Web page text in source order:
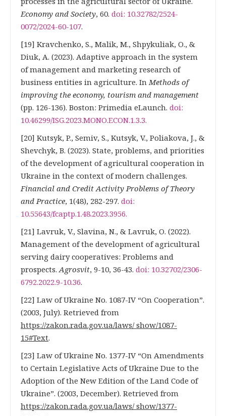
Economy and Society, 60. doi: 10.32782/2524-
0072/2024-60-107.
[19] Kravchenko, S., Malik, M., Shpykuliak, O., &
Diuk, A. (2023). Adaptive approach in the system
of management and marketing research of
business entities in agriculture. InMethods of
improving the economy, tourism and management
(pp. 126-136). Boston: Primedia eLaunch. doi:
10.46299/ISG.2023.MONO.ECON.1.3.3.
[20] Kutsyk, P., Semiv, S., Kutsyk, V., Poliakova, J., &
Shevchyk, B. (2023). State, problems, and priorities
of the development of agricultural cooperation in
Ukraine in the context of modern challenges.
Financial and Credit Activity Problems of Theory
and Practice, 1(48), 282-297. doi:
10.55643/fcaptp.1.48.2023.3956.
[21] Lavruk, V., Slavina, N., & Lavruk, O. (2022).
Management of the development of agricultural
serving dairy cooperatives: Problems and
prospects.Agrosvit, 9-10, 36-43. doi: 10.32702/2306-
6792.2022.9-10.36.
[22] Law of Ukraine No. 1087-IV “On Cooperation”.
(2003, July). Retrieved from
https://zakon.rada.gov.ua/laws/ show/1087-
15#Text.
[23] Law of Ukraine No. 1377-IV “On Amendments
to Certain Legislative Acts of Ukraine Due to the
Adoption of the New Edition of the Land Code of
Ukraine”. (2003, December). Retrieved from
https://zakon.rada.gov.ua/laws/ show/1377-